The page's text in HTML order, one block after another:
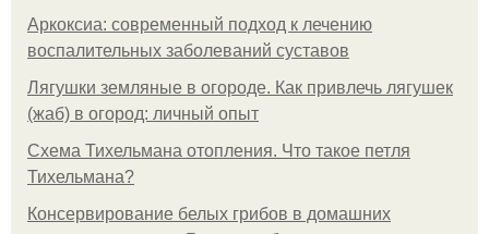
Аркоксиа: современный подход к лечению
воспалительных заболеваний суставов
Лягушки земляные в огороде. Как привлечь лягушек
(жаб) в огород: личный опыт
Схема Тихельмана отопления. Что такое петля
Тихельмана?
Консервирование белых грибов в домашних